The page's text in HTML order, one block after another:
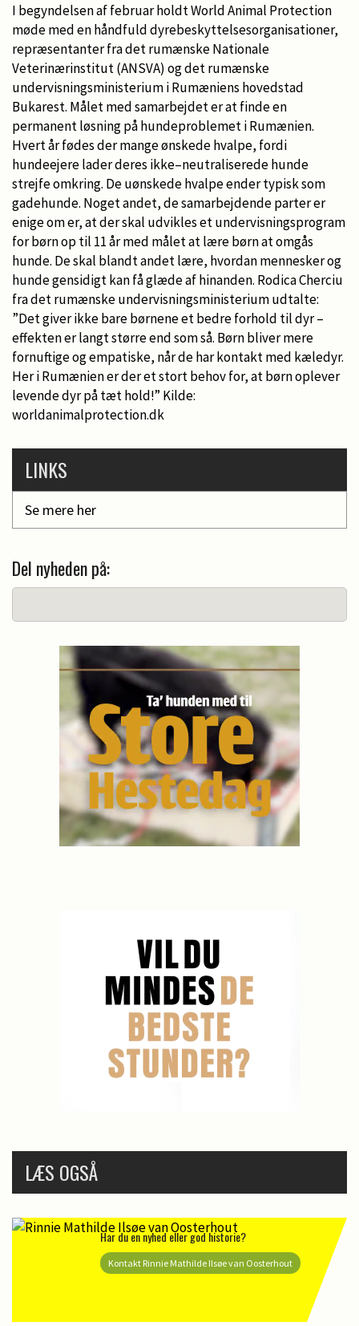
I begyndelsen af februar holdt World Animal Protection
møde med en håndfuld dyrebeskyttelsesorganisationer,
repræsentanter fra det rumænske Nationale
Veterinærinstitut (ANSVA) og det rumænske
undervisningsministerium i Rumæniens hovedstad
Bukarest. Målet med samarbejdet er at finde en
permanent løsning på hundeproblemet i Rumænien.
Hvert år fødes der mange ønskede hvalpe, fordi
hundeejere lader deres ikke–neutraliserede hunde
strejfe omkring. De uønskede hvalpe ender typisk som
gadehunde. Noget andet, de samarbejdende parter er
enige om er, at der skal udvikles et undervisningsprogram
for børn op til 11 år med målet at lære børn at omgås
hunde. De skal blandt andet lære, hvordan mennesker og
hunde gensidigt kan få glæde af hinanden. Rodica Cherciu
fra det rumænske undervisningsministerium udtalte:
”Det giver ikke bare børnene et bedre forhold til dyr –
effekten er langt større end som så. Børn bliver mere
fornuftige og empatiske, når de har kontakt med kæledyr.
Her i Rumænien er der et stort behov for, at børn oplever
levende dyr på tæt hold!” Kilde:
worldanimalprotection.dk
LINKS
Se mere her
Del nyheden på:
LÆS OGSÅ
Har du en nyhed eller god historie?
Kontakt Rinnie Mathilde Ilsøe van Oosterhout